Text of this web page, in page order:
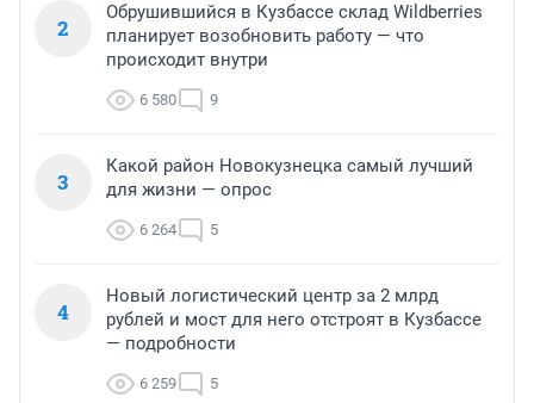
2
Обрушившийся в Кузбассе склад Wildberries
планирует возобновить работу — что
происходит внутри
6 580 9
3
Какой район Новокузнецка самый лучший
для жизни — опрос
6 264 5
4
Новый логистический центр за 2 млрд
рублей и мост для него отстроят в Кузбассе
— подробности
6 259 5